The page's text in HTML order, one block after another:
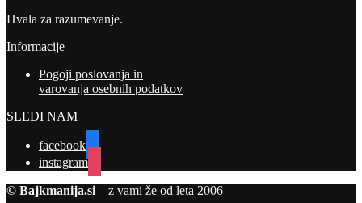
Hvala za razumevanje.
Informacije
Pogoji poslovanja in
varovanja osebnih podatkov
SLEDI NAM
facebook
instagram
© Bajkmanija.si – z vami že od leta 2006